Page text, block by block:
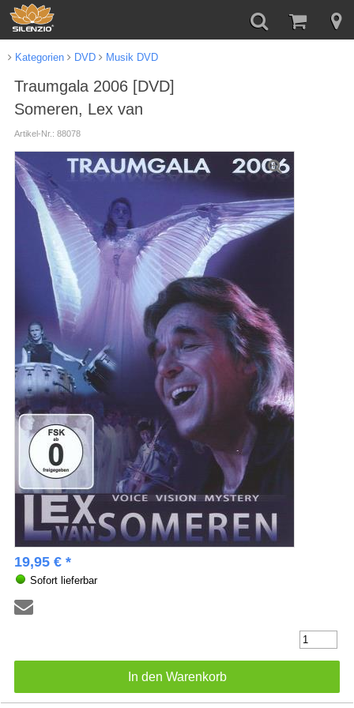
Kategorien DVD Musik DVD
Traumgala 2006 [DVD]
Someren, Lex van
Artikel-Nr.: 88078
19,95 € *
Sofort lieferbar